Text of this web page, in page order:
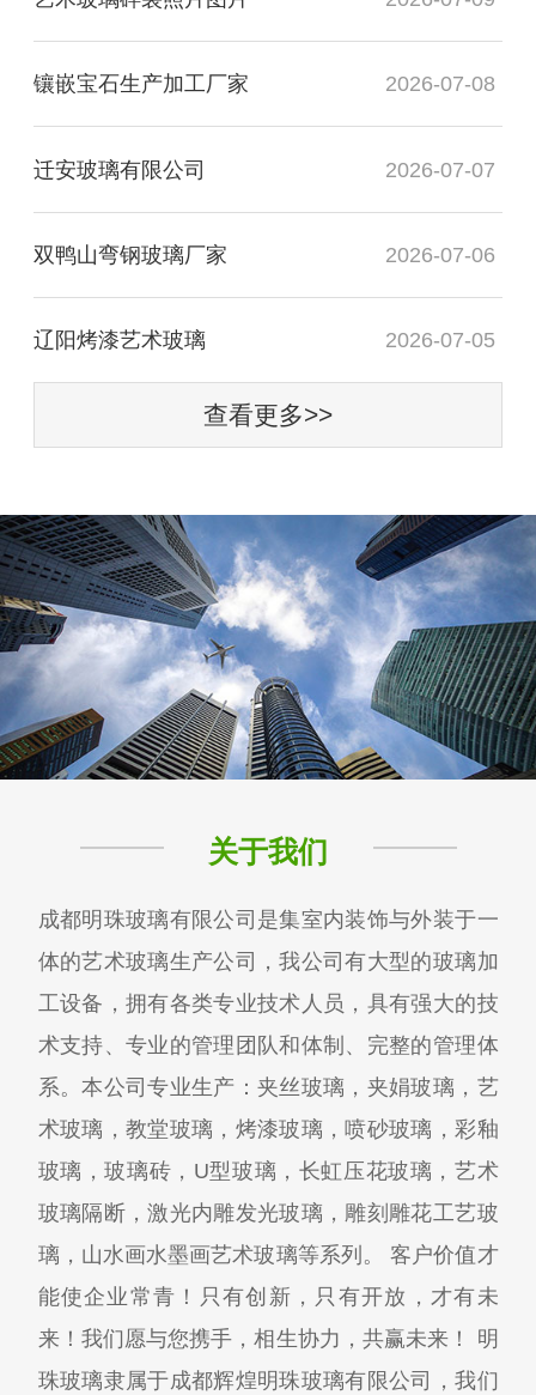
镶嵌宝石生产加工厂家 2026-07-08
迁安玻璃有限公司 2026-07-07
双鸭山弯钢玻璃厂家 2026-07-06
辽阳烤漆艺术玻璃 2026-07-05
查看更多>>
关于我们
成都明珠玻璃有限公司是集室内装饰与外装于一
体的艺术玻璃生产公司，我公司有大型的玻璃加
工设备，拥有各类专业技术人员，具有强大的技
术支持、专业的管理团队和体制、完整的管理体
系。本公司专业生产：夹丝玻璃，夹娟玻璃，艺
术玻璃，教堂玻璃，烤漆玻璃，喷砂玻璃，彩釉
玻璃，玻璃砖，U型玻璃，长虹压花玻璃，艺术
玻璃隔断，激光内雕发光玻璃，雕刻雕花工艺玻
璃，山水画水墨画艺术玻璃等系列。 客户价值才
能使企业常青！只有创新，只有开放，才有未
来！我们愿与您携手，相生协力，共赢未来！ 明
珠玻璃隶属于成都辉煌明珠玻璃有限公司，我们